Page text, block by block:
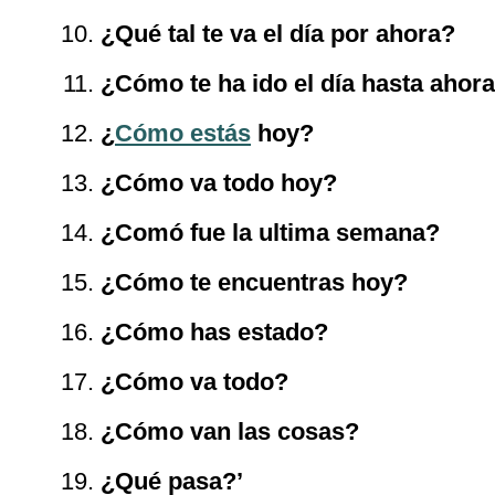
¿Qué tal te va el día por ahora?
¿Cómo te ha ido el día hasta
¿Cómo estás hoy?
¿Cómo va todo hoy?
¿Comó fue la ultima semana?
¿Cómo te encuentras hoy?
¿Cómo has estado?
¿Cómo va todo?
¿Cómo van las cosas?
¿Qué pasa?’